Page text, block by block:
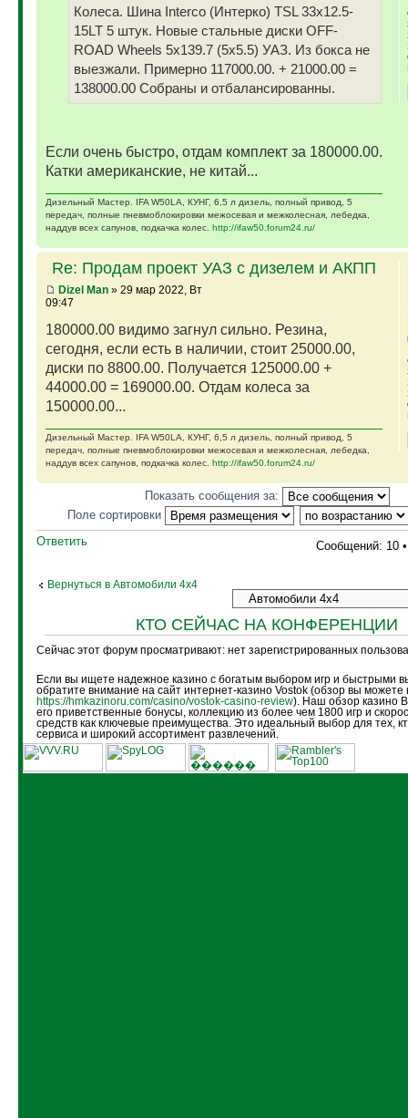
Колеса. Шина Interco (Интерко) TSL 33x12.5-
15LT 5 штук. Новые стальные диски OFF-
ROAD Wheels 5x139.7 (5x5.5) УАЗ. Из бокса не
выезжали. Примерно 117000.00. + 21000.00 =
138000.00 Собраны и отбалансированны.
Если очень быстро, отдам комплект за 180000.00.
Катки американские, не китай...
Дизельный Мастер. IFA W50LA, КУНГ, 6,5 л дизель, полный привод, 5
передач, полные пневмоблокировки межосевая и межколесная, лебедка,
наддув всех сапунов, подкачка колес. http://ifaw50.forum24.ru/
Re: Продам проект УАЗ с дизелем и АКПП
Dizel Man» 29 мар 2022, Вт
09:47
180000.00 видимо загнул сильно. Резина,
сегодня, если есть в наличии, стоит 25000.00,
диски по 8800.00. Получается 125000.00 +
44000.00 = 169000.00. Отдам колеса за
150000.00...
Дизельный Мастер. IFA W50LA, КУНГ, 6,5 л дизель, полный привод, 5
передач, полные пневмоблокировки межосевая и межколесная, лебедка,
наддув всех сапунов, подкачка колес. http://ifaw50.forum24.ru/
Показать сообщения за:
Поле сортировки
Ответить
Сообщений: 10
Вернуться в Автомобили 4х4
КТО СЕЙЧАС НА КОНФЕРЕНЦИИ
Сейчас этот форум просматривают: нет зарегистрированных
Если вы ищете надежное казино с богатым выбором игр и быстрыми
обратите внимание на сайт интернет-казино Vostok (обзор вы можете
https://hmkazinoru.com/casino/vostok-casino-review). Наш обзор казино
его приветственные бонусы, коллекцию из более чем 1800 игр и
средств как ключевые преимущества. Это идеальный выбор для тех,
сервиса и широкий ассортимент развлечений.